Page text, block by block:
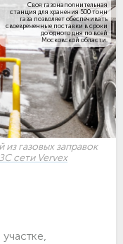
Своя газонаполнительная
станция для хранения 500 тонн
газа позволяет обеспечивать
своевременные поставки в сроки
до одного дня по всей
Московской области.
газовых заправок
сети Vervex